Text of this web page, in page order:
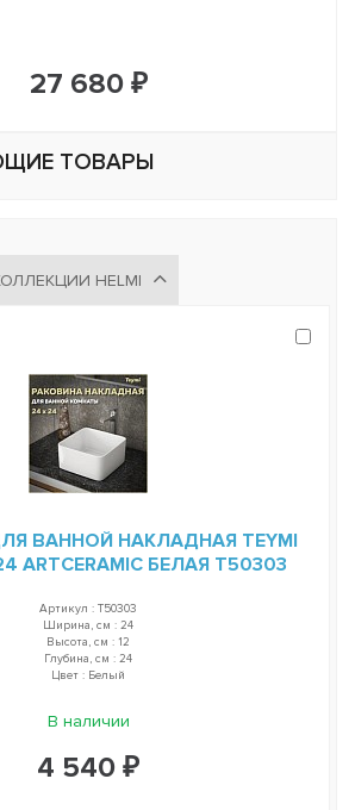
27 680 ₽
ТОВАРЫ
HELMI
ВАННОЙ НАКЛАДНАЯ TEYMI
ARTCERAMIC БЕЛАЯ T50303
Артикул : T50303
Ширина, см : 24
Высота, см : 12
Глубина, см : 24
Цвет : Белый
В наличии
4 540 ₽